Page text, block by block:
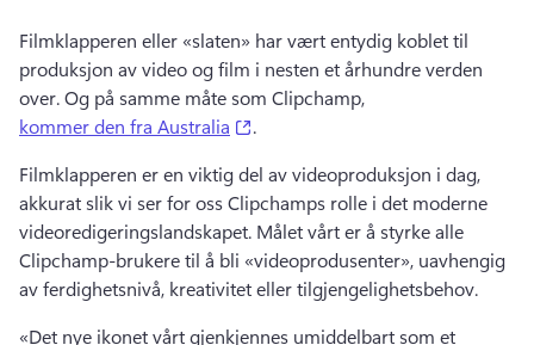
Filmklapperen eller «slaten» har vært entydig koblet til
produksjon av video og film i nesten et århundre verden
over. Og på samme måte som Clipchamp,
kommer den fra Australia
(opens in a new tab)
.
Filmklapperen er en viktig del av videoproduksjon i dag,
akkurat slik vi ser for oss Clipchamps rolle i det moderne
videoredigeringslandskapet. Målet vårt er å styrke alle
Clipchamp-brukere til å bli «videoprodusenter», uavhengig
av ferdighetsnivå, kreativitet eller tilgjengelighetsbehov.
«Det nye ikonet vårt gjenkjennes umiddelbart som et